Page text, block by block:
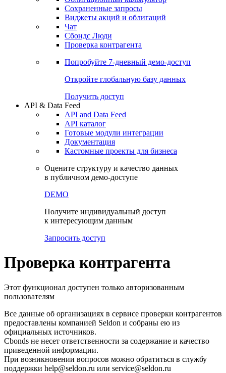
Сохраненные запросы
Виджеты акций и облигаций
Чат
Сбондс Люди
Проверка контрагента
Попробуйте 7-дневный демо-доступ
Откройте глобальную базу данных
Получить доступ
API & Data Feed
API and Data Feed
API каталог
Готовые модули интеграции
Документация
Кастомные проекты для бизнеса
Оцените структуру и качество данных
в публичном демо-доступе
DEMO
Получите индивидуальный доступ
к интересующим данным
Запросить доступ
Проверка контрагента
Этот функционал доступен только авторизованным
пользователям
Все данные об организациях в сервисе проверки контрагентов
предоставлены компанией Seldon и собраны ею из
официальных источников.
Cbonds не несет ответственности за содержание и качество
приведенной информации.
При возникновении вопросов можно обратиться в службу
поддержки help@seldon.ru или service@seldon.ru